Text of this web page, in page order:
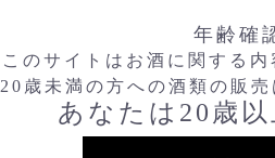
年齢確
このサイトはお酒に関する内
20歳未満の方への酒類の販売
あなたは20歳以